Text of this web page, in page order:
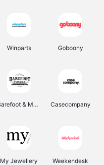
Winparts Goboony
Barefoot & More Casecompany
My Jewellery Weekendesk